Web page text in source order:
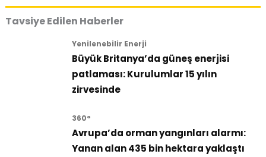
Tavsiye Edilen Haberler
Yenilenebilir Enerji
Büyük Britanya’da güneş enerjisi
patlaması: Kurulumlar 15 yılın
zirvesinde
360°
Avrupa’da orman yangınları alarmı:
Yanan alan 435 bin hektara yaklaştı